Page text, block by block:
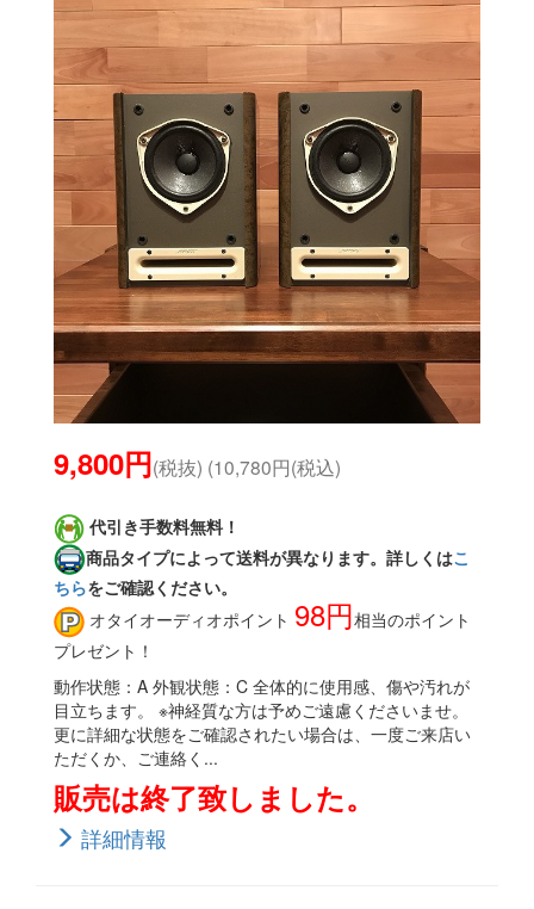
9,800円(税抜) (10,780円(税込)
代引き手数料無料！
商品タイプによって送料が異なります。詳しくはこ
ちらをご確認ください。
オタイオーディオポイント 98円相当のポイント
プレゼント！
動作状態：A 外観状態：C 全体的に使用感、傷や汚れが
目立ちます。 ※神経質な方は予めご遠慮くださいませ。
更に詳細な状態をご確認されたい場合は、一度ご来店い
ただくか、ご連絡く...
販売は終了致しました。
詳細情報